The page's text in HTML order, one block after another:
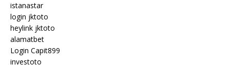
istanastar
login jktoto
heylink jktoto
alamatbet
Login Capit899
investoto